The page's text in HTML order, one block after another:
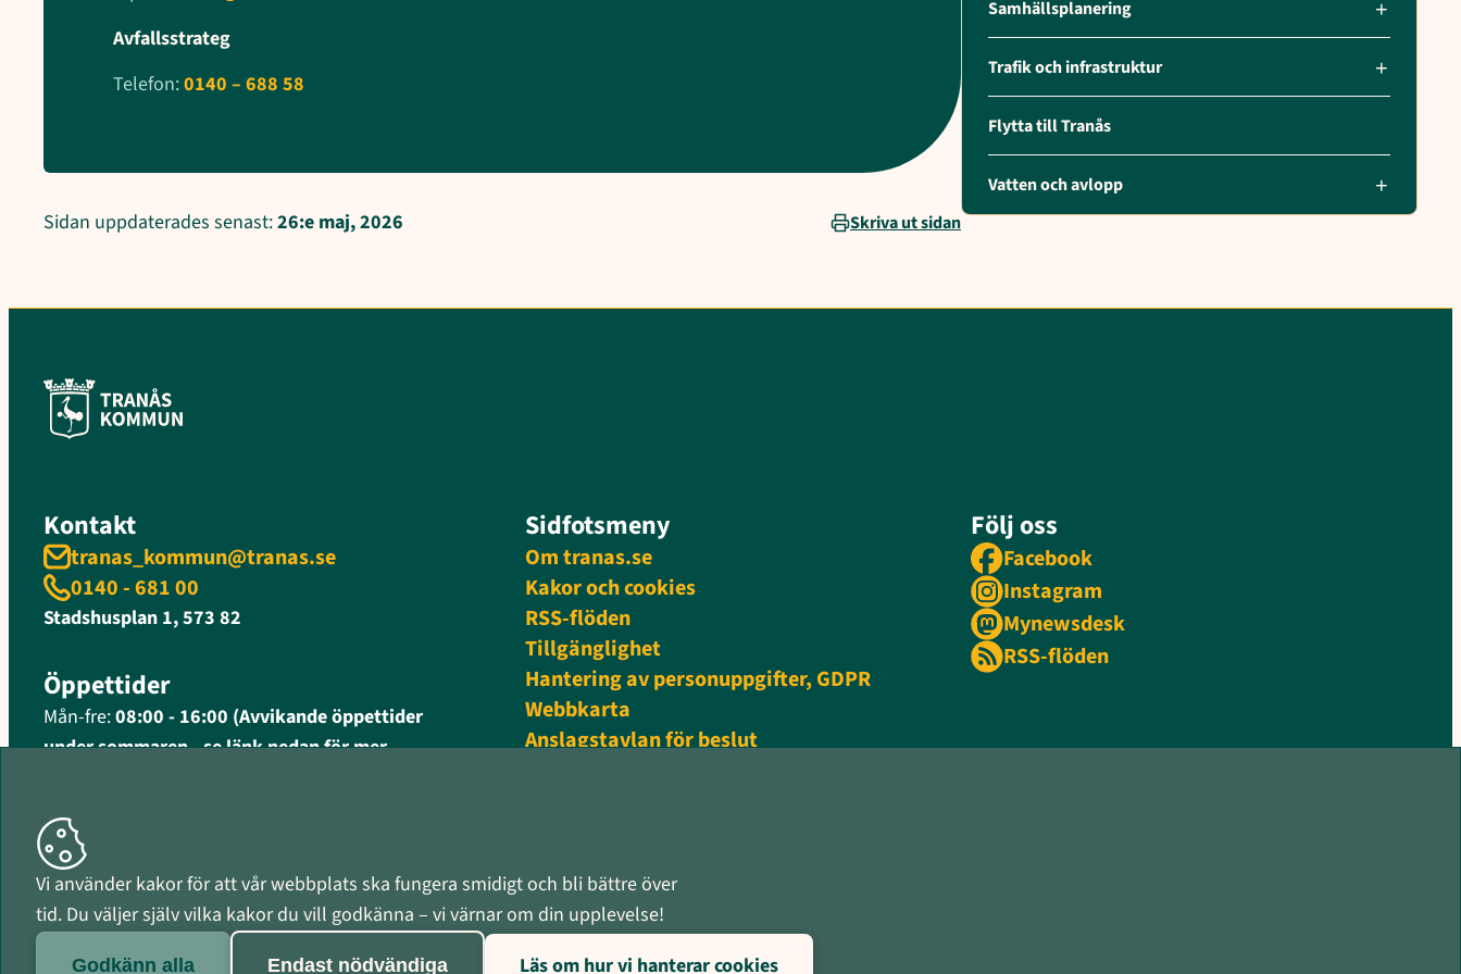
Avfallsstrateg
Telefon:0140 – 688 58
Sidan uppdaterades senast:26:e maj, 2026 Skriva ut sidan
Samhällsplanering
Trafik och infrastruktur
Flytta till Tranås
Vatten och avlopp
Kontakt
tranas_kommun@tranas.se
0140 - 681 00
Stadshusplan 1, 573 82
Öppettider
Mån-fre:08:00 - 16:00 (Avvikande öppettider
under sommaren - se länk nedan för mer
Organisationsnummer
212000-0597
Sidfotsmeny
Om tranas.se
Kakor och cookies
RSS-flöden
Tillgänglighet
Hantering av personuppgifter, GDPR
Webbkarta
Anslagstavlan för beslut
Följ oss
Facebook
Instagram
Mynewsdesk
RSS-flöden
Vi använder kakor för att vår webbplats ska fungera smidigt och bli bättre över
tid. Du väljer själv vilka kakor du vill godkänna – vi värnar om din upplevelse!
Godkänn alla Endast nödvändiga Läs om hur vi hanterar cookies